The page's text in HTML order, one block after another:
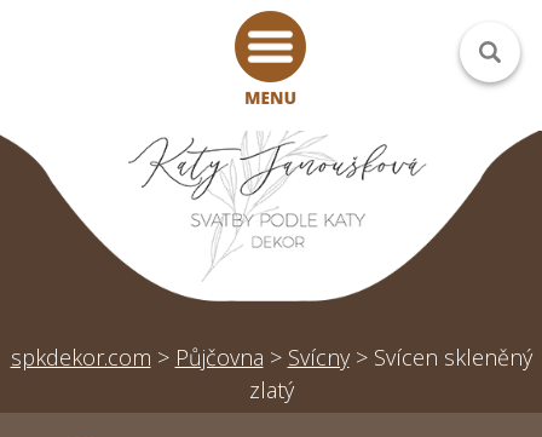
spkdekor.com > Půjčovna > Svícny > Svícen skleněný
zlatý